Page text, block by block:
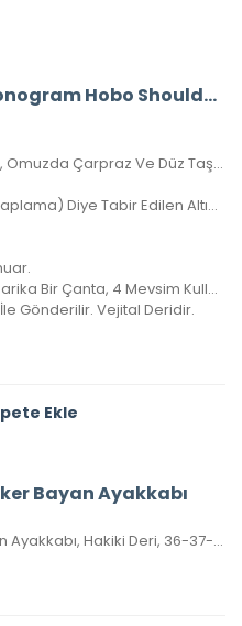
A+ Louis Vuitton Metis Monogram Hobo Shoulder Bag CRL327
Askı Kayışı Sayesinde Elde, Kolda, Omuzda Çarpraz Ve Düz Taşınabilir.
Çantanın Metal Aksamları Altın (Kaplama) Diye Tabir Edilen Altın Banyodur, Yıllarca Kararma Yapmaz.
Her Detayında Kalite Barındıran Harika Bir Çanta, 4 Mevsim Kullanılabilir.
Gönderilir. Vejital Deridir.
Ekle
Bayan Ayakkabı
Louis vuitton Kyoto Sneaker Bayan Ayakkabı, Hakiki Deri, 36-37-38-39-40 Numaraları Mevcuttur.